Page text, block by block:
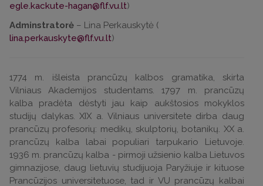
egle.kackute-hagan@flf.vu.lt)
Adminstratorė – Lina Perkauskytė (
lina.perkauskyte@flf.vu.lt)
1774 m. išleista prancūzų kalbos gramatika, skirta
Vilniaus Akademijos studentams. 1797 m. prancūzų
kalba pradėta dėstyti jau kaip aukštosios mokyklos
studijų dalykas. XIX a. Vilniaus universitete dirba daug
prancūzų profesorių: medikų, skulptorių, botanikų. XX a.
prancūzų kalba labai populiari tarpukario Lietuvoje.
1936 m. prancūzų kalba - pirmoji užsienio kalba Lietuvos
gimnazijose, daug lietuvių studijuoja Paryžiuje ir kituose
Prancūzijos universitetuose, tad ir VU prancūzų kalbai